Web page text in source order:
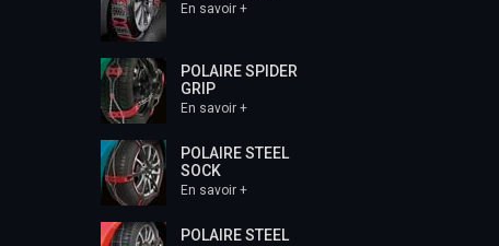
En savoir +
POLAIRE SPIDER
GRIP
En savoir +
POLAIRE STEEL
SOCK
En savoir +
POLAIRE STEEL